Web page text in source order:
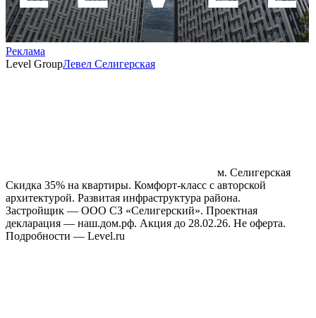
Реклама
Level GroupЛевел Селигерская
м. Селигерская
Скидка 35% на квартиры. Комфорт‑класс с авторской
архитектурой. Развитая инфраструктура района.
Застройщик — ООО СЗ «Селигерский». Проектная
декларация — наш.дом.рф. Акция до 28.02.26. Не оферта.
Подробности — Level.ru